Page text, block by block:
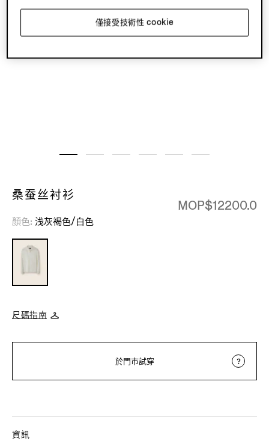
桑蚕丝衬衫
MOP$12200.0
顏色 浅灰褐色/白色
尺碼指南
於門市試穿
資訊
僅接受技術性 cookie